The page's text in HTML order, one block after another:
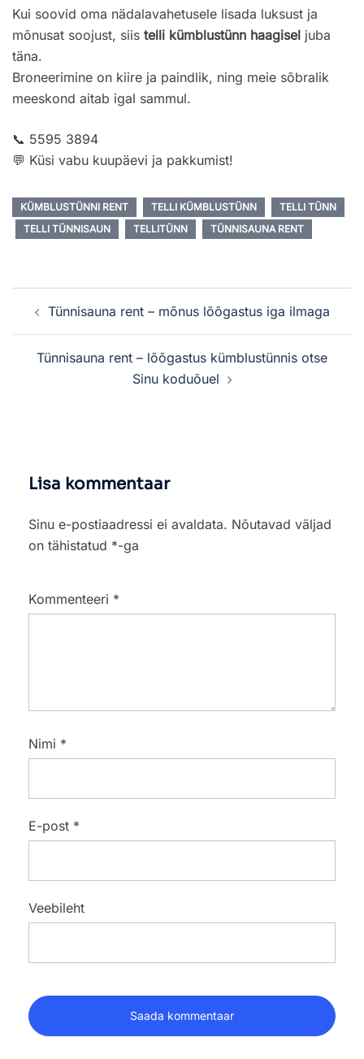
Kui soovid oma nädalavahetusele lisada luksust ja
mõnusat soojust, siis telli kümblustünn haagisel juba
täna.
Broneerimine on kiire ja paindlik, ning meie sõbralik
meeskond aitab igal sammul.
📞 5595 3894
💬 Küsi vabu kuupäevi ja pakkumist!
KÜMBLUSTÜNNI RENT TELLI KÜMBLUSTÜNN
TELLI TÜNN
TELLI TÜNNISAUN
TELLITÜNN TÜNNISAUNA RENT
navigation
Tünnisauna rent – mõnus lõõgastus iga ilmaga
Tünnisauna rent – lõõgastus kümblustünnis otse
Sinu koduõuel
Lisa kommentaar
Sinu e-postiaadressi ei avaldata. Nõutavad väljad
on tähistatud *-ga
Kommenteeri *
Nimi *
E-post *
Veebileht